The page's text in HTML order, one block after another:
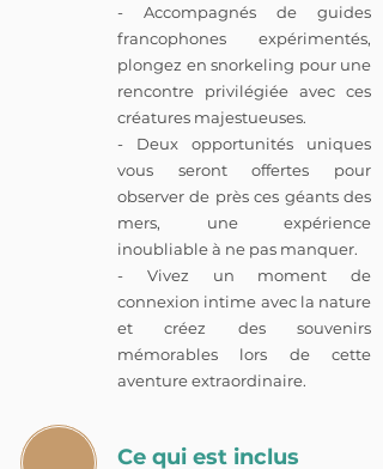
- Accompagnés de guides
francophones expérimentés,
plongez en snorkeling pour une
rencontre privilégiée avec ces
créatures majestueuses.
- Deux opportunités uniques
vous seront offertes pour
observer de près ces géants des
mers, une expérience
inoubliable à ne pas manquer.
- Vivez un moment de
connexion intime avec la nature
et créez des souvenirs
mémorables lors de cette
aventure extraordinaire.
Ce qui est inclus